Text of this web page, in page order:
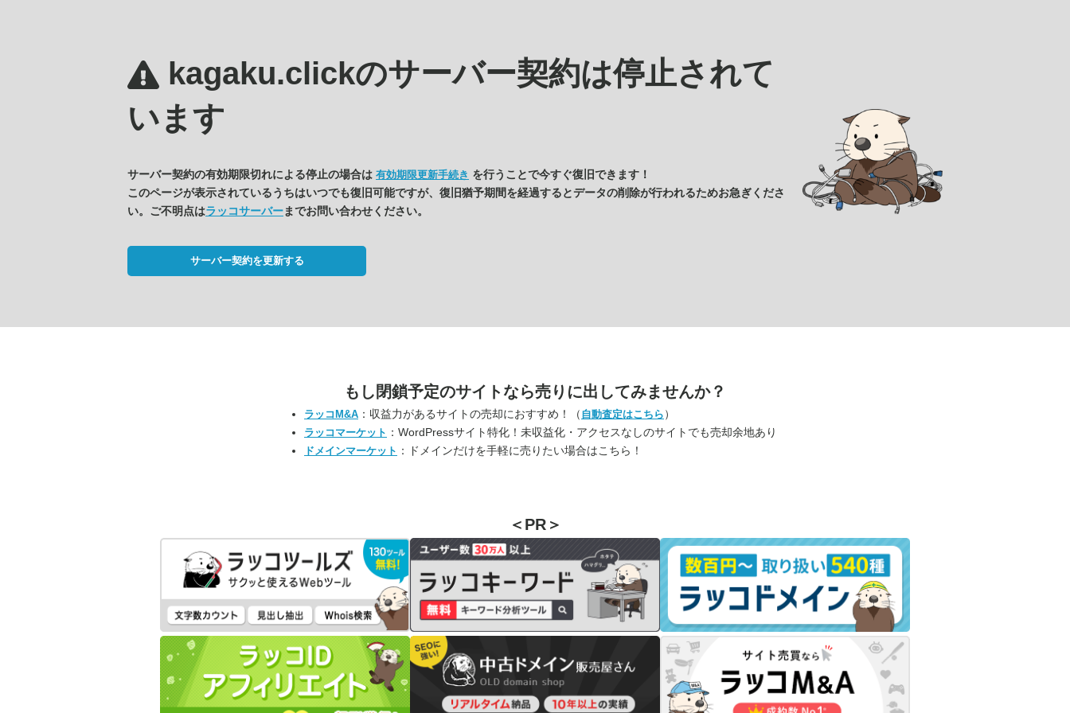
kagaku.clickのサーバー契約は停止されて
います
サーバー契約の有効期限切れによる停止の場合は 有効期限更新手続き を行うことで今すぐ復旧できます！
このページが表示されているうちはいつでも復旧可能ですが、復旧猶予期間を経過するとデータの削除が行われるためお急ぎくださ
い。ご不明点はラッコサーバーまでお問い合わせください。
サーバー契約を更新する
もし閉鎖予定のサイトなら売りに出してみませんか？
ラッコM&A ：収益力があるサイトの売却におすすめ！（ 自動査定はこちら ）
ラッコマーケット ：WordPressサイト特化！未収益化・アクセスなしのサイトでも売却余地あり
ドメインマーケット ：ドメインだけを手軽に売りたい場合はこちら！
＜PR＞